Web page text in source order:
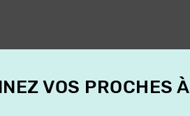
VOS PROCHES À